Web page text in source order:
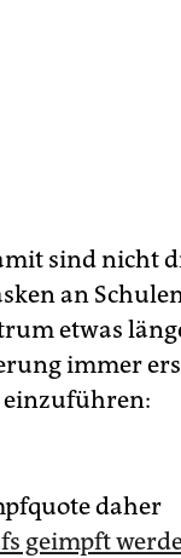
sind nicht
an
etwas
immer
einzuführen:
daher
geimpft